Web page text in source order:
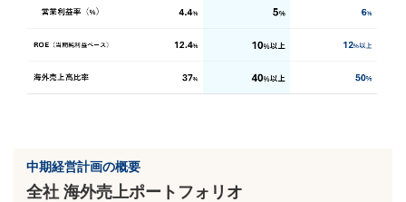
中期経営計画の概要
全社 海外売上ポートフォリオ